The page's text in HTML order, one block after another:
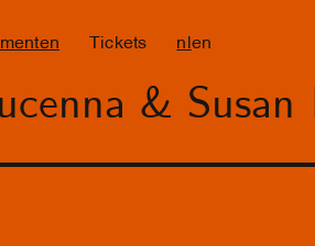
Tickets nl en
& Susan